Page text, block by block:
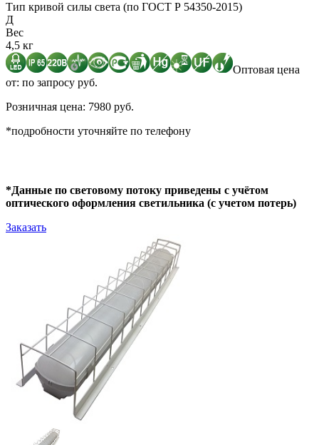
Тип кривой силы света (по ГОСТ Р 54350-2015)
Д
Вес
4,5 кг
Оптовая цена
от: по запросу руб.
Розничная цена: 7980 руб.
*подробности уточняйте по телефону
*Данные по световому потоку приведены с учётом
оптического оформления светильника (с учетом потерь)
Заказать